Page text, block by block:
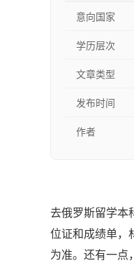
意向国家
学历层次
文章类型
发布时间
作者
去俄罗斯留学本
位证和成绩单，
为准。还有一点